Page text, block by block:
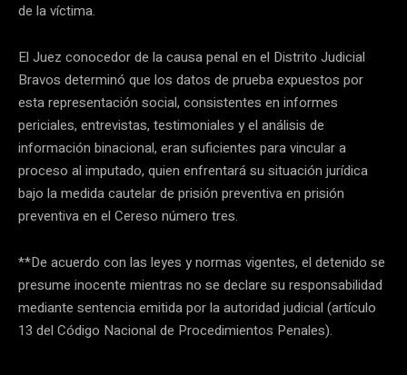
de la víctima.
El Juez conocedor de la causa penal en el Distrito Judicial
Bravos determinó que los datos de prueba expuestos por
esta representación social, consistentes en informes
periciales, entrevistas, testimoniales y el análisis de
información binacional, eran suficientes para vincular a
proceso al imputado, quien enfrentará su situación jurídica
bajo la medida cautelar de prisión preventiva en prisión
preventiva en el Cereso número tres.
**De acuerdo con las leyes y normas vigentes, el detenido se
presume inocente mientras no se declare su responsabilidad
mediante sentencia emitida por la autoridad judicial (artículo
13 del Código Nacional de Procedimientos Penales).